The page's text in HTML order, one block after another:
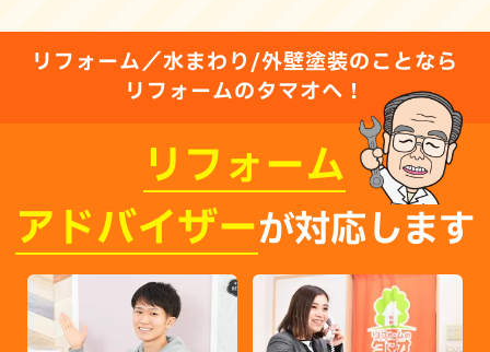
リフォーム／水まわり/外壁塗装のことなら
リフォームのタマオへ！
リフォーム
アドバイザーが対応します